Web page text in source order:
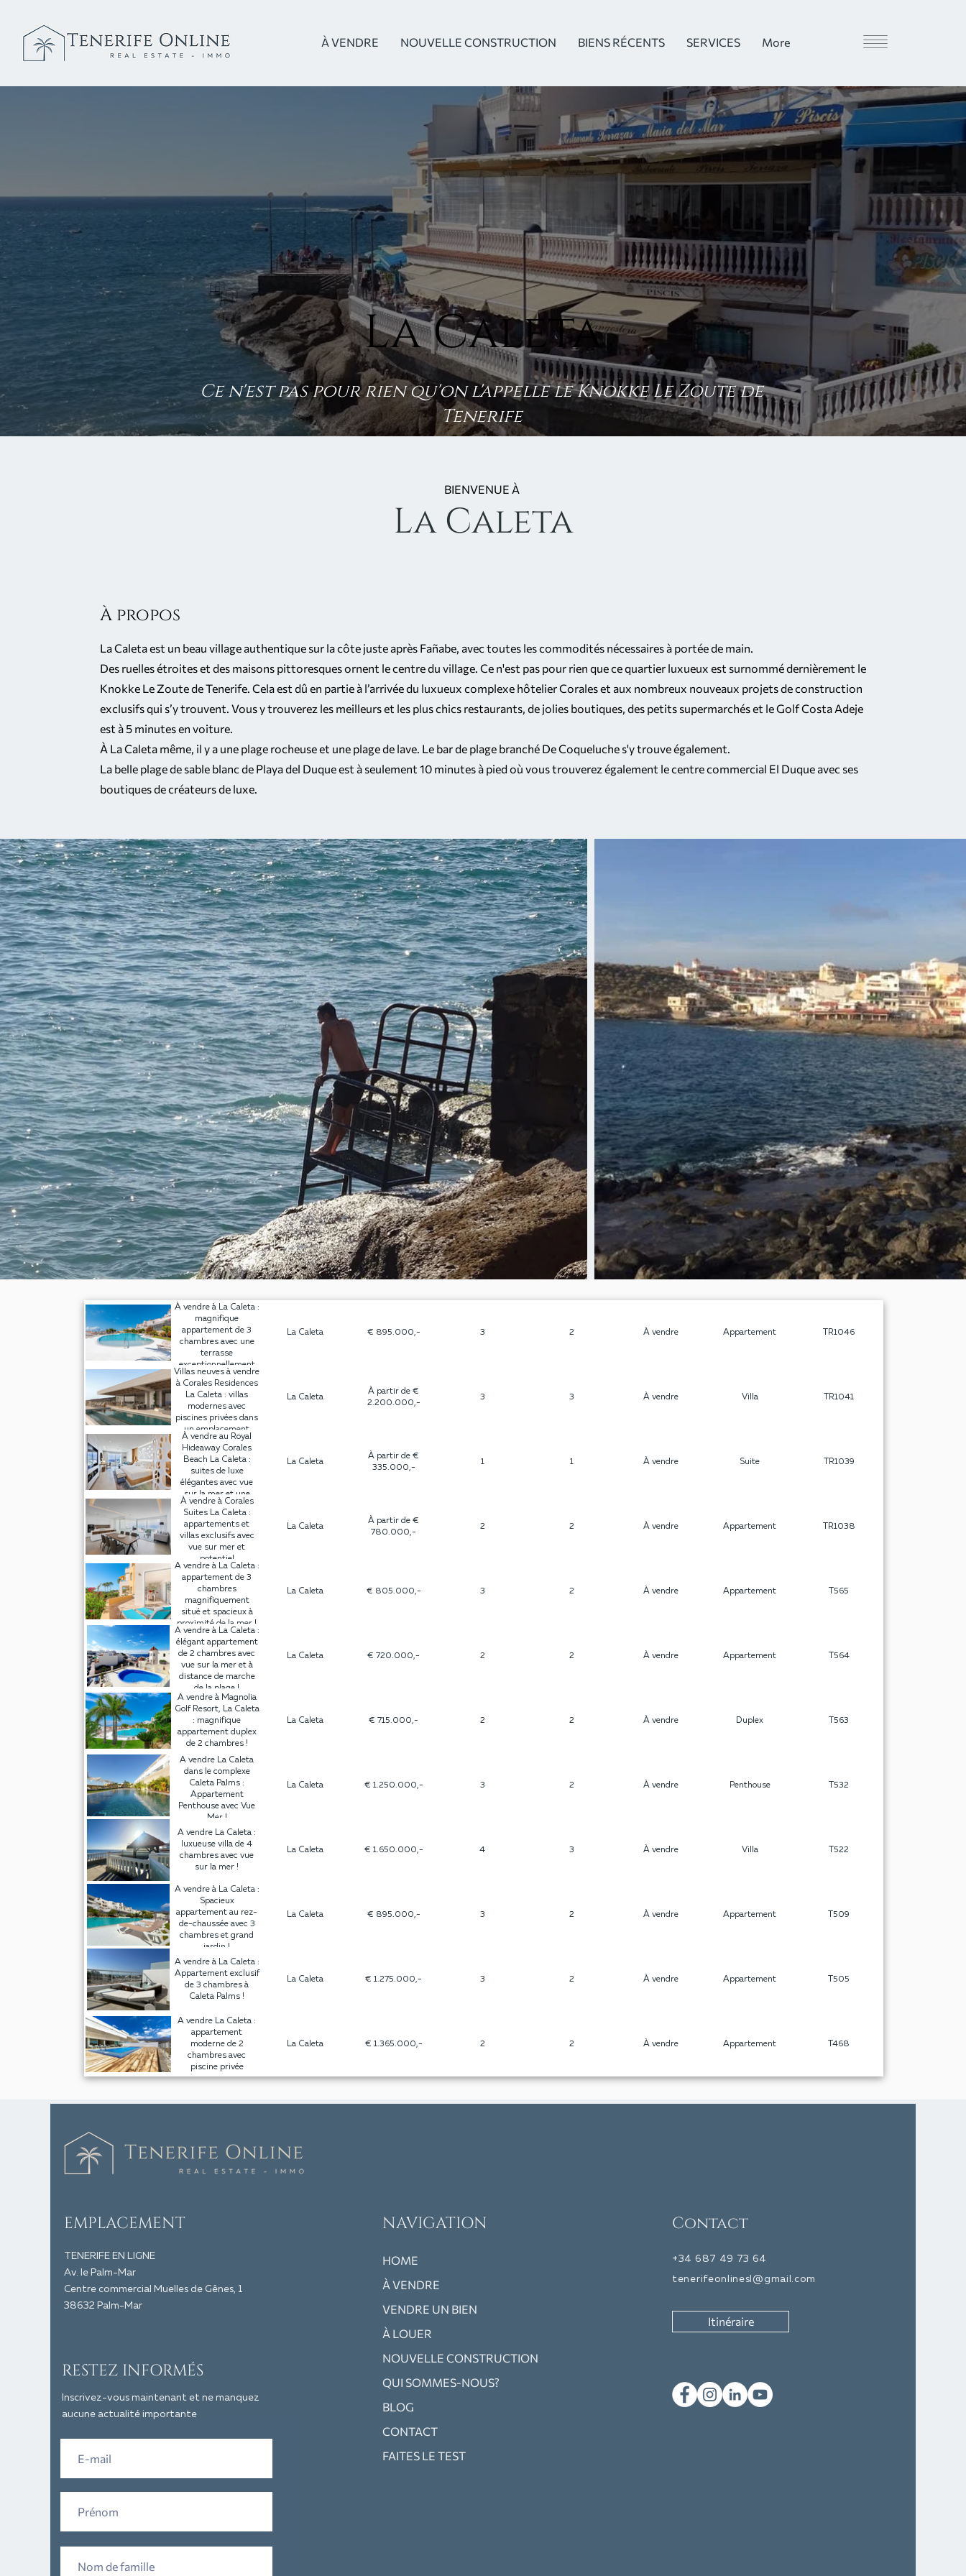
À VENDRE NOUVELLE CONSTRUCTION BIENS RÉCENTS SERVICES More
La Caleta
Ce n'est pas pour rien qu'on l'appelle le Knokke Le Zoute de
Tenerife
BIENVENUE À
La Caleta
À propos
La Caleta est un beau village authentique sur la côte juste après Fañabe, avec toutes les commodités nécessaires à portée de main.
Des ruelles étroites et des maisons pittoresques ornent le centre du village. Ce n'est pas pour rien que ce quartier luxueux est surnommé dernièrement le
Knokke Le Zoute de Tenerife. Cela est dû en partie à l’arrivée du luxueux complexe hôtelier Corales et aux nombreux nouveaux projets de construction
exclusifs qui s’y trouvent. Vous y trouverez les meilleurs et les plus chics restaurants, de jolies boutiques, des petits supermarchés et le Golf Costa Adeje
est à 5 minutes en voiture.
À La Caleta même, il y a une plage rocheuse et une plage de lave. Le bar de plage branché De Coqueluche s'y trouve également.
La belle plage de sable blanc de Playa del Duque est à seulement 10 minutes à pied où vous trouverez également le centre commercial El Duque avec ses
boutiques de créateurs de luxe.
À vendre à La Caleta :
magnifique
appartement de 3
chambres avec une
terrasse
exceptionnellement
grande dans le
Magnolia Golf Resort !
La Caleta € 895.000,- 3 2 À vendre Appartement TR1046
Villas neuves à vendre
à Corales Residences
La Caleta : villas
modernes avec
piscines privées dans
un emplacement
privilégié au sud de
Tenerife !
La Caleta
À partir de €
2.200.000,-
3 3 À vendre Villa TR1041
À vendre au Royal
Hideaway Corales
Beach La Caleta :
suites de luxe
élégantes avec vue
sur la mer et une
opportunité
d'investissement
unique !
La Caleta
À partir de €
335.000,-
1 1 À vendre Suite TR1039
À vendre à Corales
Suites La Caleta :
appartements et
villas exclusifs avec
vue sur mer et
potentiel
d'investissement !
La Caleta
À partir de €
780.000,-
2 2 À vendre Appartement TR1038
A vendre à La Caleta :
appartement de 3
chambres
magnifiquement
situé et spacieux à
proximité de la mer !
La Caleta € 805.000,- 3 2 À vendre Appartement T565
A vendre à La Caleta :
élégant appartement
de 2 chambres avec
vue sur la mer et à
distance de marche
de la plage !
La Caleta € 720.000,- 2 2 À vendre Appartement T564
A vendre à Magnolia
Golf Resort, La Caleta
: magnifique
appartement duplex
de 2 chambres !
La Caleta € 715.000,- 2 2 À vendre Duplex T563
A vendre La Caleta
dans le complexe
Caleta Palms :
Appartement
Penthouse avec Vue
Mer !
La Caleta € 1.250.000,- 3 2 À vendre Penthouse T532
A vendre La Caleta :
luxueuse villa de 4
chambres avec vue
sur la mer !
La Caleta € 1.650.000,- 4 3 À vendre Villa T522
A vendre à La Caleta :
Spacieux
appartement au rez-
de-chaussée avec 3
chambres et grand
jardin !
La Caleta € 895.000,- 3 2 À vendre Appartement T509
A vendre à La Caleta :
Appartement exclusif
de 3 chambres à
Caleta Palms !
La Caleta € 1.275.000,- 3 2 À vendre Appartement T505
A vendre La Caleta :
appartement
moderne de 2
chambres avec
piscine privée
La Caleta € 1.365.000,- 2 2 À vendre Appartement T468
EMPLACEMENT
TENERIFE EN LIGNE
Av. le Palm-Mar
Centre commercial Muelles de Gênes, 1
38632 Palm-Mar
RESTEZ INFORMÉS
Inscrivez-vous maintenant et ne manquez
aucune actualité importante
NAVIGATION
HOME
À VENDRE
VENDRE UN BIEN
À LOUER
NOUVELLE CONSTRUCTION
QUI SOMMES-NOUS?
BLOG
CONTACT
FAITES LE TEST
Contact
+34 687 49 73 64
tenerifeonlinesl@gmail.com
Itinéraire